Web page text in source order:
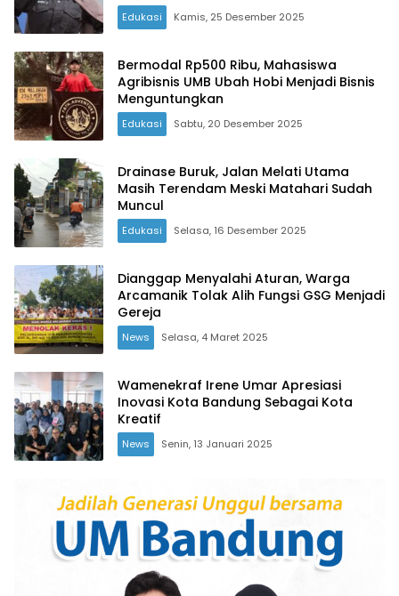
Edukasi Kamis, 25 Desember 2025
Bermodal Rp500 Ribu, Mahasiswa
Agribisnis UMB Ubah Hobi Menjadi Bisnis
Menguntungkan
Edukasi Sabtu, 20 Desember 2025
Drainase Buruk, Jalan Melati Utama
Masih Terendam Meski Matahari Sudah
Muncul
Edukasi Selasa, 16 Desember 2025
Dianggap Menyalahi Aturan, Warga
Arcamanik Tolak Alih Fungsi GSG Menjadi
Gereja
News Selasa, 4 Maret 2025
Wamenekraf Irene Umar Apresiasi
Inovasi Kota Bandung Sebagai Kota
Kreatif
News Senin, 13 Januari 2025